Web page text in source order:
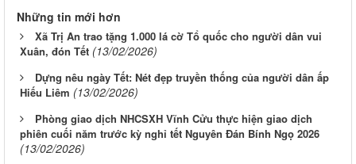
Những tin mới hơn
Xã Trị An trao tặng 1.000 lá cờ Tổ quốc cho người dân vui
Xuân, đón Tết (13/02/2026)
Dựng nêu ngày Tết: Nét đẹp truyền thống của người dân ấp
Hiếu Liêm (13/02/2026)
Phòng giao dịch NHCSXH Vĩnh Cửu thực hiện giao dịch
phiên cuối năm trước kỳ nghỉ tết Nguyên Đán Bính Ngọ 2026
(13/02/2026)